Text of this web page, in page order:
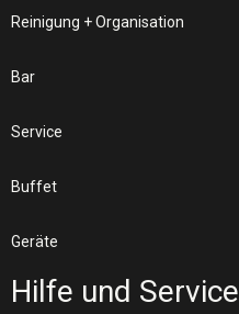
Reinigung + Organisation
Bar
Service
Buffet
Geräte
Hilfe und Service